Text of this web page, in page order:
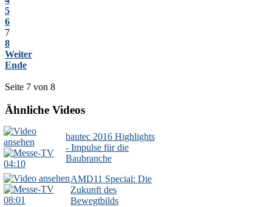
5
6
7
8
Weiter
Ende
Seite 7 von 8
Ähnliche Videos
04:10
bautec 2016 Highlights
- Impulse für die
Baubranche
08:01
AMD11 Special: Die
Zukunft des
Bewegtbilds